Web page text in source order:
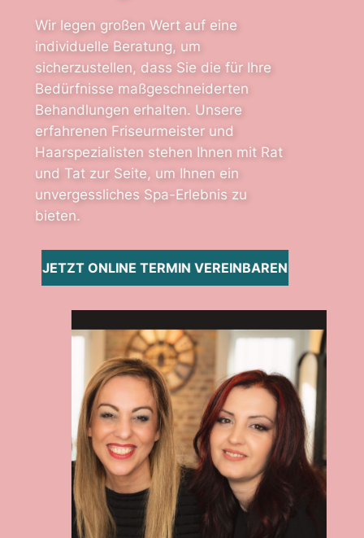
Wir legen großen Wert auf eine
individuelle Beratung, um
sicherzustellen, dass Sie die für Ihre
Bedürfnisse maßgeschneiderten
Behandlungen erhalten. Unsere
erfahrenen Friseurmeister und
Haarspezialisten stehen Ihnen mit Rat
und Tat zur Seite, um Ihnen ein
unvergessliches Spa-Erlebnis zu
bieten.
JETZT ONLINE TERMIN VEREINBAREN